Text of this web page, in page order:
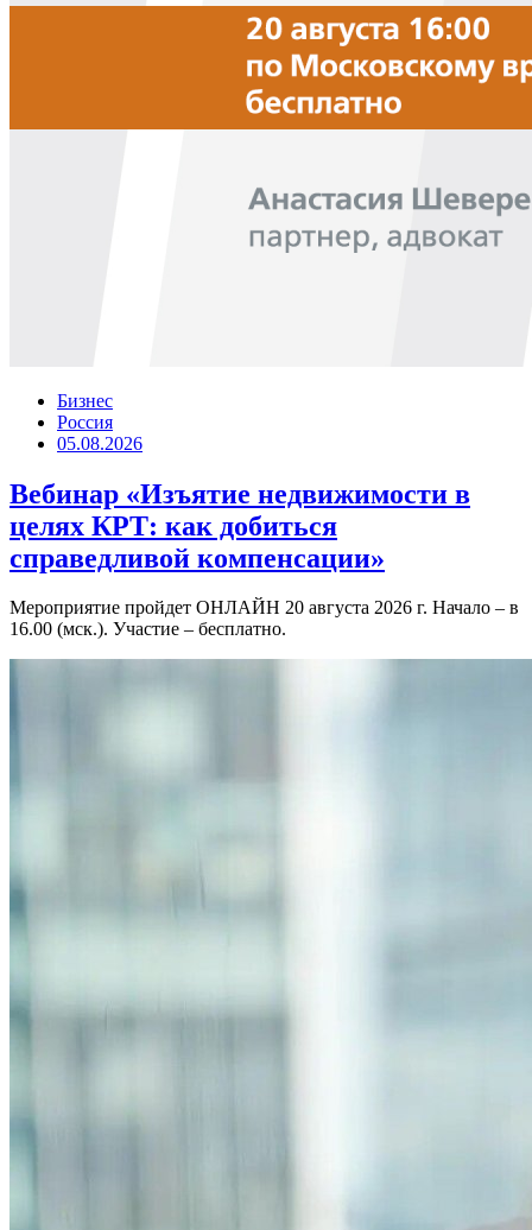
Бизнес
Россия
05.08.2026
Вебинар «Изъятие недвижимости в
целях КРТ: как добиться
справедливой компенсации»
Мероприятие пройдет ОНЛАЙН 20 августа 2026 г. Начало – в
16.00 (мск.). Участие – бесплатно.